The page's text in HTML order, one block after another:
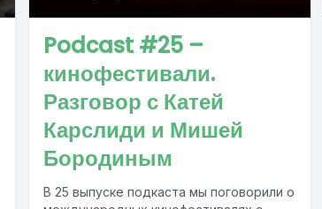
Podcast #25 –
кинофестивали.
Разговор с Катей
Карслиди и Мишей
Бородиным
В 25 выпуске подкаста мы поговорили о